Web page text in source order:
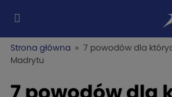
Strona główna » 7 powodów dla
Madrytu